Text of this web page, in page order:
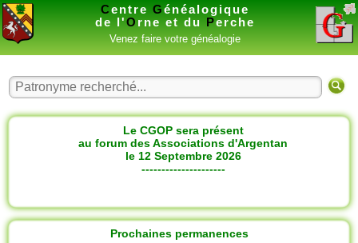
Centre Généalogique
de l'O rne et du Perche
Venez faire votre généalogie
Le CGOP sera présent
au forum des Associations d'Argentan
le 12 Septembre 2026
---------------------
Prochaines permanences